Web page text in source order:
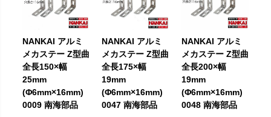
NANKAI アルミ
メカステー Z型曲
全長150×幅
25mm
(Φ6mm×16mm)
0009 南海部品
NANKAI アルミ
メカステー Z型曲
全長175×幅
19mm
(Φ6mm×16mm)
0047 南海部品
NANKAI アルミ
メカステー Z型曲
全長200×幅
19mm
(Φ6mm×16mm)
0048 南海部品